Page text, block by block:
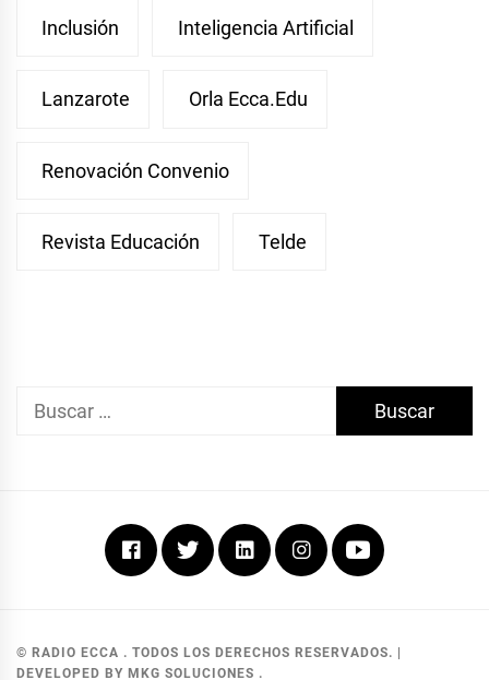
Inclusión Inteligencia Artificial
Lanzarote Orla Ecca.edu
Renovación Convenio
Revista Educación Telde
Buscar:
FacebookTwitterLinkedinInstagramYoutube
© RADIO ECCA . TODOS LOS DERECHOS RESERVADOS. |
DEVELOPED BY MKG SOLUCIONES .